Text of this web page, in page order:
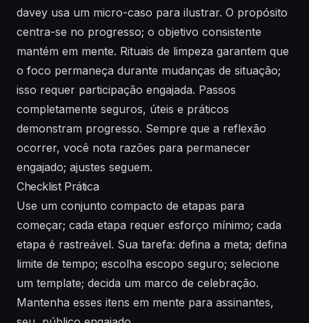
davey usa um micro-caso para ilustrar. O propósito
centra-se no progresso; o objetivo consistente
mantém em mente. Rituais de limpeza garantem que
o foco permaneça durante mudanças de situação;
isso requer participação engajada. Passos
completamente seguros, úteis e práticos
demonstram progresso. Sempre que a reflexão
ocorrer, você nota razões para permanecer
engajado; ajustes seguem.
Checklist Prática
Use um conjunto compacto de etapas para
começar; cada etapa requer esforço mínimo; cada
etapa é rastreável. Sua tarefa: defina a meta; defina
limite de tempo; escolha escopo seguro; selecione
um template; decida um marco de celebração.
Mantenha esses itens em mente para assinantes,